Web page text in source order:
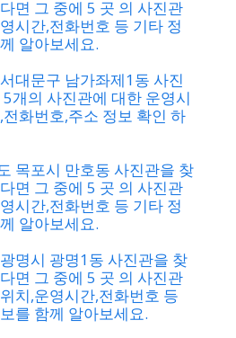
면 그 중에 5 곳 의 사진관
시간,전화번호 등 기타 정
알아보세요.
대문구 남가좌제1동 사진
5개의 사진관에 대한 운영시
전화번호,주소 정보 확인 하
목포시 만호동 사진관을 찾
면 그 중에 5 곳 의 사진관
시간,전화번호 등 기타 정
알아보세요.
명시 광명1동 사진관을 찾
면 그 중에 5 곳 의 사진관
치,운영시간,전화번호 등
를 함께 알아보세요.